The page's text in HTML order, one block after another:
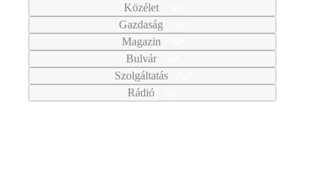
Közélet
Gazdaság
Magazin
Bulvár
Szolgáltatás
Rádió